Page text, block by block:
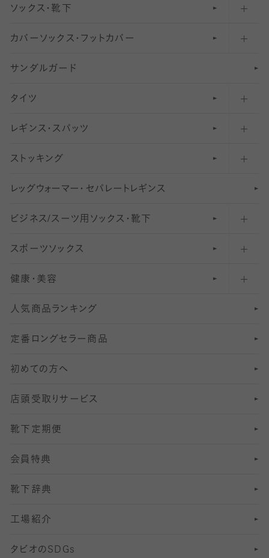
ソックス・靴下
五本指ソックス・靴下
足袋ソックス・靴下
無地・プレーンソックス・靴下
柄ソックス・靴下
スニーカー（くるぶし）用ソックス
アンクル・ショートソックス（くるぶし上）
クルーソックス（ふくらはぎ下）
ハイソックス
オーバーニー・ニーハイソックス
カバーソックス・フットカバー
フットカバー・カバーソックス（深め）
フットカバー・カバーソックス（ふつう）
フットカバー・カバーソックス（浅め）
サンダルガード
タイツ
30デニール以下のタイツ（薄手タイツ）
31〜40デニールタイツ
41〜60デニールタイツ
61〜80デニールタイツ
81 〜110デニールタイツ
111〜210デニールタイツ
211デニールタイツ以上（防寒・厚手タイツ）
レギンス・スパッツ
柄レギンス
無地レギンス
レギンスパンツ（レギパン）
マタニティレギンス
5 分丈
6 分丈レギンス
7 分丈 レギンス
8分丈 レギンス
10分丈 レギンス
12分丈レギンス
13分丈レギンス
ストッキング
伝線しにくいストッキング
ショートストッキング
結婚式用ストッキング
美脚ストッキング
オールスルーストッキング
レッ グ ウォー マー ・ セパレー ト レ ギンス
ビジネス/スーツ用 ソックス・靴下
匠シリーズ
フレッシャーズ向けソックス・靴下
冠婚葬祭向けソックス・靴下
スーツカジュアルソックス・靴下
ロングホーズ
スポーツソックス
ランニングソックス・靴下
ゴルフソックス・靴下
サッカー・フットサル用ソックス
ヨガソックス・靴下
スポーツ用レッグウォーマー
SSサイズ（21～23cm）
Sサイズ（22～25cm）
Mサイズ（25～27cm）
Lサイズ（27～29cm）
健康・美容
インナーソックス
加圧・着圧ソックス
冷えとり靴下
着圧・加圧タイツ
むくみ対策
足の疲れ対策
足の臭い対策
冷え対策
靴ずれ対策
人気商品ランキング
定番ロングセラー商品
初めての方へ
店頭受取りサービス
靴下定期便
会員特典
靴下辞典
工場紹介
タビオのSDGs